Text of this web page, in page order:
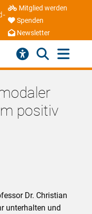
Mitglied werden
Spenden
Newsletter
positiv
Dr. Christian
unterhalten und